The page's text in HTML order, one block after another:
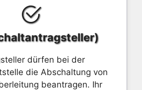
dürfen bei der
die Abschaltung von
beantragen. Ihr